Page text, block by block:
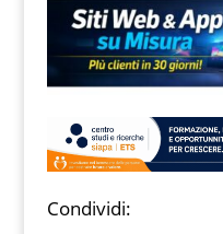
Condividi: